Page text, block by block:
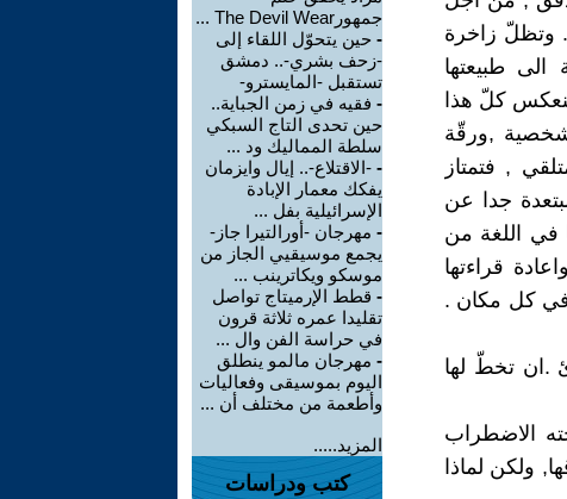
وتظلّ زاخرة
طبيعتها
كلّ هذا
شخصية ,ورقّة
, فتمتاز
جدا عن
في اللغة من
قراءتها
في كل مكان .
.ان تخطّ لها
الاضطراب
ولكن لماذا
جمهورThe Devil Wear ...
- حين يتحوّل اللقاء إلى
-زحف بشري-.. دمشق
تستقبل -المايسترو-
- فقيه في زمن الجباية..
حين تحدى التاج السبكي
سلطة المماليك ود ...
- -الاقتلاع-.. إيال وايزمان
يفكك معمار الإبادة
الإسرائيلية بفل ...
- مهرجان -أورالتيرا جاز-
يجمع موسيقيي الجاز من
موسكو ويكاترينب ...
- قطط الإرميتاج تواصل
تقليدا عمره ثلاثة قرون
في حراسة الفن وال ...
- مهرجان مالمو ينطلق
اليوم بموسيقى وفعاليات
وأطعمة من مختلف أن ...
المزيد.....
كتب ودراسات